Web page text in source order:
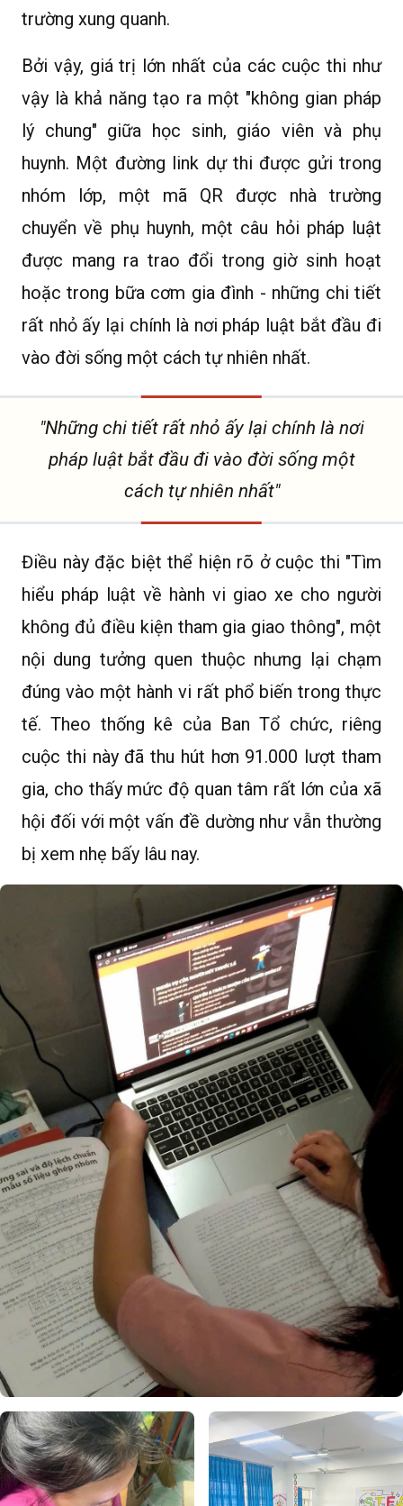
trường xung quanh.
Bởi vậy, giá trị lớn nhất của các cuộc thi như
vậy là khả năng tạo ra một "không gian pháp
lý chung" giữa học sinh, giáo viên và phụ
huynh. Một đường link dự thi được gửi trong
nhóm lớp, một mã QR được nhà trường
chuyển về phụ huynh, một câu hỏi pháp luật
được mang ra trao đổi trong giờ sinh hoạt
hoặc trong bữa cơm gia đình - những chi tiết
rất nhỏ ấy lại chính là nơi pháp luật bắt đầu đi
vào đời sống một cách tự nhiên nhất.
"Những chi tiết rất nhỏ ấy lại chính là nơi
pháp luật bắt đầu đi vào đời sống một
cách tự nhiên nhất"
Điều này đặc biệt thể hiện rõ ở cuộc thi "Tìm
hiểu pháp luật về hành vi giao xe cho người
không đủ điều kiện tham gia giao thông", một
nội dung tưởng quen thuộc nhưng lại chạm
đúng vào một hành vi rất phổ biến trong thực
tế. Theo thống kê của Ban Tổ chức, riêng
cuộc thi này đã thu hút hơn 91.000 lượt tham
gia, cho thấy mức độ quan tâm rất lớn của xã
hội đối với một vấn đề dường như vẫn thường
bị xem nhẹ bấy lâu nay.